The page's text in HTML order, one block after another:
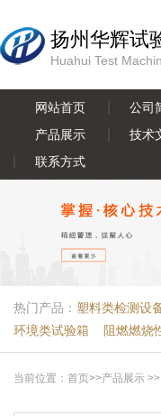
扬州华辉试
Huahui Test
网站首页 公司
产品展示
技术
联系方式
热门产品： 塑料类检测设
环境类试验箱
阻燃燃烧
当前位置： 首页>>产品展示 >>